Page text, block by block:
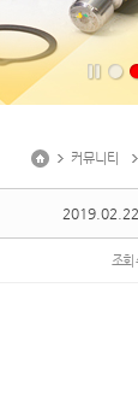
커뮤니티
조회